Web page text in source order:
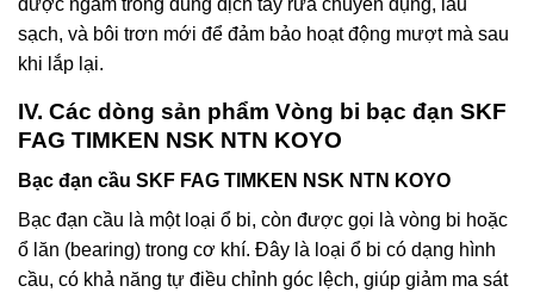
sạch, và bôi trơn mới để đảm bảo hoạt động mượt mà sau
khi lắp lại.
IV. Các dòng sản phẩm Vòng bi bạc đạn SKF
FAG TIMKEN NSK NTN KOYO
Bạc đạn cầu SKF FAG TIMKEN NSK NTN KOYO
Bạc đạn cầu là một loại ổ bi, còn được gọi là vòng bi hoặc
ổ lăn (bearing) trong cơ khí. Đây là loại ổ bi có dạng hình
cầu, có khả năng tự điều chỉnh góc lệch, giúp giảm ma sát